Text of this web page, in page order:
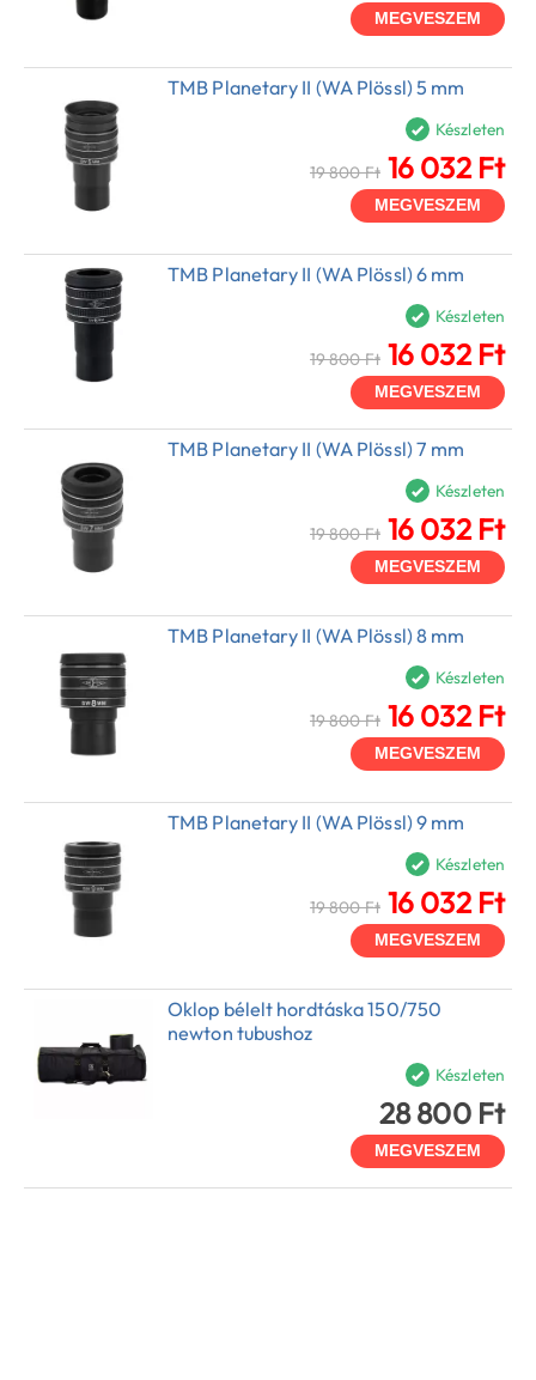
MEGVESZEM
TMB Planetary II (WA Plössl) 5 mm
Készleten
19 800 Ft 16 032 Ft
MEGVESZEM
TMB Planetary II (WA Plössl) 6 mm
Készleten
19 800 Ft 16 032 Ft
MEGVESZEM
TMB Planetary II (WA Plössl) 7 mm
Készleten
19 800 Ft 16 032 Ft
MEGVESZEM
TMB Planetary II (WA Plössl) 8 mm
Készleten
19 800 Ft 16 032 Ft
MEGVESZEM
TMB Planetary II (WA Plössl) 9 mm
Készleten
19 800 Ft 16 032 Ft
MEGVESZEM
Oklop bélelt hordtáska 150/750
newton tubushoz
Készleten
28 800 Ft
MEGVESZEM